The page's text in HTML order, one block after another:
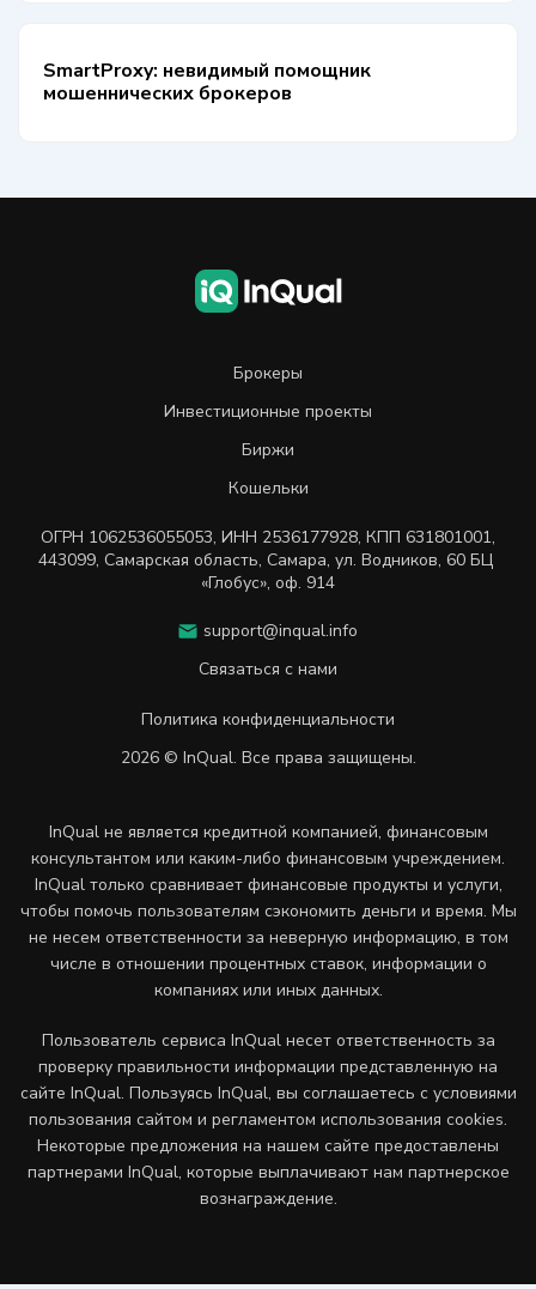
SmartProxy: невидимый помощник
мошеннических брокеров
Брокеры
Инвестиционные проекты
Биржи
Кошельки
ОГРН 1062536055053, ИНН 2536177928, КПП 631801001,
443099, Самарская область, Самара, ул. Водников, 60 БЦ
«Глобус», оф. 914
support@inqual.info
Связаться с нами
Политика конфиденциальности
2026 © InQual. Все права защищены.
InQual не является кредитной компанией, финансовым
консультантом или каким-либо финансовым учреждением.
InQual только сравнивает финансовые продукты и услуги,
чтобы помочь пользователям сэкономить деньги и время. Мы
не несем ответственности за неверную информацию, в том
числе в отношении процентных ставок, информации о
компаниях или иных данных.
Пользователь сервиса InQual несет ответственность за
проверку правильности информации представленную на
сайте InQual. Пользуясь InQual, вы соглашаетесь с условиями
пользования сайтом и регламентом использования cookies.
Некоторые предложения на нашем сайте предоставлены
партнерами InQual, которые выплачивают нам партнерское
вознаграждение.